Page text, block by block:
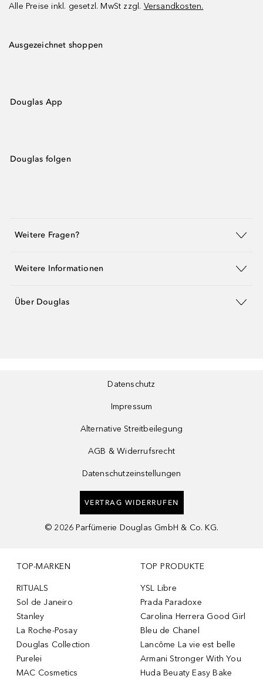
Alle Preise inkl. gesetzl. MwSt zzgl. Versandkosten.
Ausgezeichnet shoppen
Douglas App
Douglas folgen
Weitere Fragen?
Weitere Informationen
Über Douglas
Datenschutz
Impressum
Alternative Streitbeilegung
AGB & Widerrufsrecht
Datenschutzeinstellungen
VERTRAG WIDERRUFEN
© 2026 Parfümerie Douglas GmbH & Co. KG.
TOP-MARKEN
RITUALS
Sol de Janeiro
Stanley
La Roche-Posay
Douglas Collection
Purelei
MAC Cosmetics
TOP PRODUKTE
YSL Libre
Prada Paradoxe
Carolina Herrera Good Girl
Bleu de Chanel
Lancôme La vie est belle
Armani Stronger With You
Huda Beuaty Easy Bake